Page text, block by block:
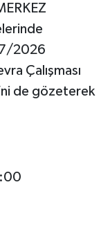
2026
Çalışması
de gözeterek